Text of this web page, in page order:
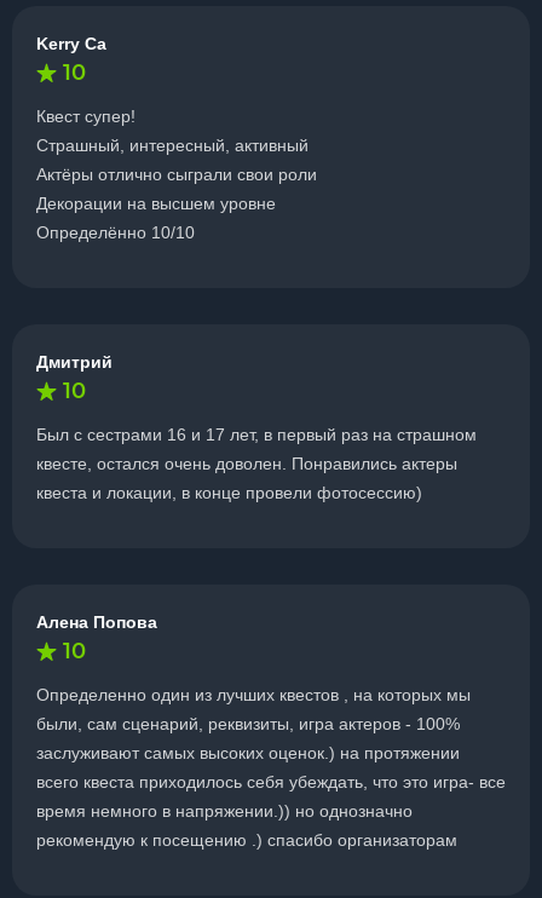
Kerry Ca
10
Квест супер!
Страшный, интересный, активный
Актёры отлично сыграли свои роли
Декорации на высшем уровне
Определённо 10/10
Дмитрий
10
Был с сестрами 16 и 17 лет, в первый раз на страшном
квесте, остался очень доволен. Понравились актеры
квеста и локации, в конце провели фотосессию)
Алена Попова
10
Определенно один из лучших квестов , на которых мы
были, сам сценарий, реквизиты, игра актеров - 100%
заслуживают самых высоких оценок.) на протяжении
всего квеста приходилось себя убеждать, что это игра- все
время немного в напряжении.)) но однозначно
рекомендую к посещению .) спасибо организаторам